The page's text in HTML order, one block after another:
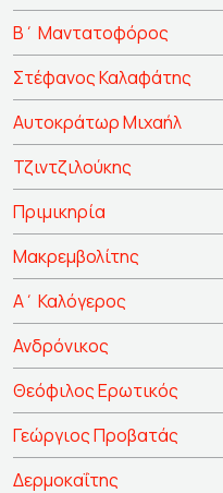
Β΄ Μαντατοφόρος
Στέφανος Καλαφάτης
Αυτοκράτωρ Μιχαήλ
Τζιντζιλούκης
Πριμικηρία
Μακρεμβολίτης
Α΄ Καλόγερος
Ανδρόνικος
Θεόφιλος Ερωτικός
Γεώργιος Προβατάς
Δερμοκαΐτης